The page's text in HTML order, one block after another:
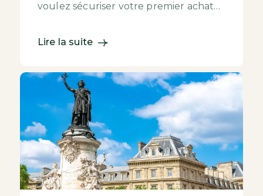
voulez sécuriser votre premier achat
Lire la suite